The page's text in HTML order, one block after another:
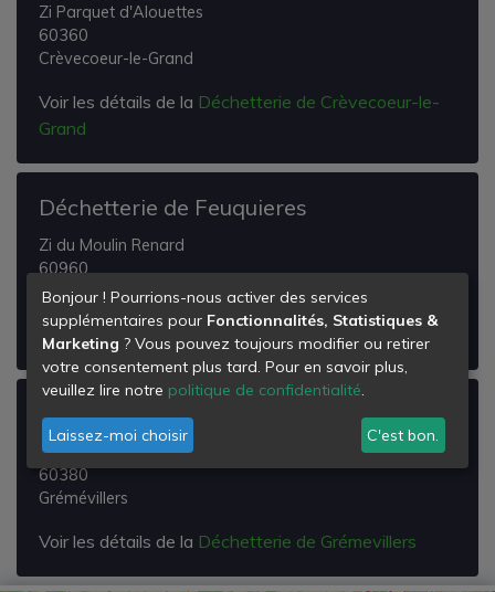
Zi Parquet d'Alouettes
60360
Crèvecoeur-le-Grand
Voir les détails de la Déchetterie de Crèvecoeur-le-
Grand
Déchetterie de Feuquieres
Zi du Moulin Renard
60960
Feuquières
Voir les détails de la Déchetterie de Feuquieres
Déchetterie de Grémevillers
Rd 150 Hameau de Fretoy
60380
Grémévillers
Voir les détails de la Déchetterie de Grémevillers
Bonjour ! Pourrions-nous activer des services
supplémentaires pour Fonctionnalités, Statistiques &
Marketing ? Vous pouvez toujours modifier ou retirer
votre consentement plus tard. Pour en savoir plus,
veuillez lire notre politique de confidentialité.
Laissez-moi choisir C'est bon.